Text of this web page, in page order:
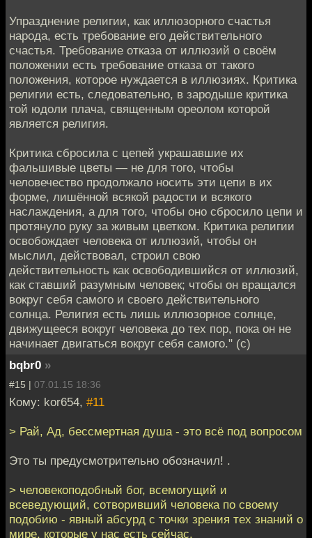
Упразднение религии, как иллюзорного счастья
народа, есть требование его действительного
счастья. Требование отказа от иллюзий о своём
положении есть требование отказа от такого
положения, которое нуждается в иллюзиях. Критика
религии есть, следовательно, в зародыше критика
той юдоли плача, священным ореолом которой
является религия.
Критика сбросила с цепей украшавшие их
фальшивые цветы — не для того, чтобы
человечество продолжало носить эти цепи в их
форме, лишённой всякой радости и всякого
наслаждения, а для того, чтобы оно сбросило цепи и
протянуло руку за живым цветком. Критика религии
освобождает человека от иллюзий, чтобы он
мыслил, действовал, строил свою
действительность как освободившийся от иллюзий,
как ставший разумным человек; чтобы он вращался
вокруг себя самого и своего действительного
солнца. Религия есть лишь иллюзорное солнце,
движущееся вокруг человека до тех пор, пока он не
начинает двигаться вокруг себя самого." (c)
bqbr0 »
#15 | 07.01.15 18:36
Кому: kor654, #11
> Рай, Ад, бессмертная душа - это всё под вопросом
Это ты предусмотрительно обозначил! .
> человекоподобный бог, всемогущий и
всеведующий, сотворивший человека по своему
подобию - явный абсурд с точки зрения тех знаний о
мире, которые у нас есть сейчас.